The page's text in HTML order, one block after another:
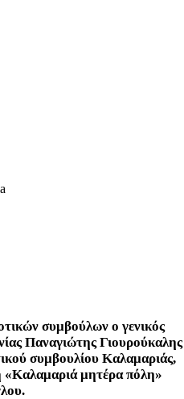
συμβούλων ο γενικός
Παναγιώτης Γιουρούκαλης
συμβουλίου Καλαμαριάς,
«Καλαμαριά μητέρα πόλη»